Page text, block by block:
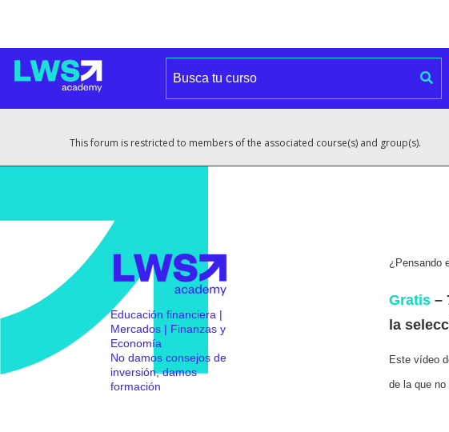
This forum is restricted to members of the associated course(s) and group(s).
Educación financiera |
Mercados | Finanzas y
Economía
No damos consejos de
inversión, damos
formación
¿Pensando
Gratis–
la
Este vídeo
de la que no